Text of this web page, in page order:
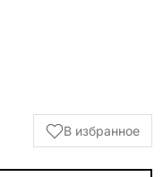
В избранное